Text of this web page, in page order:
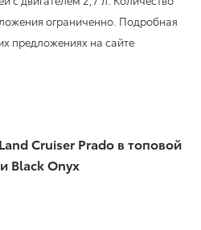
ограниченно. Подробная
предложениях на сайте
Cruiser Prado в топовой
Black Onyx